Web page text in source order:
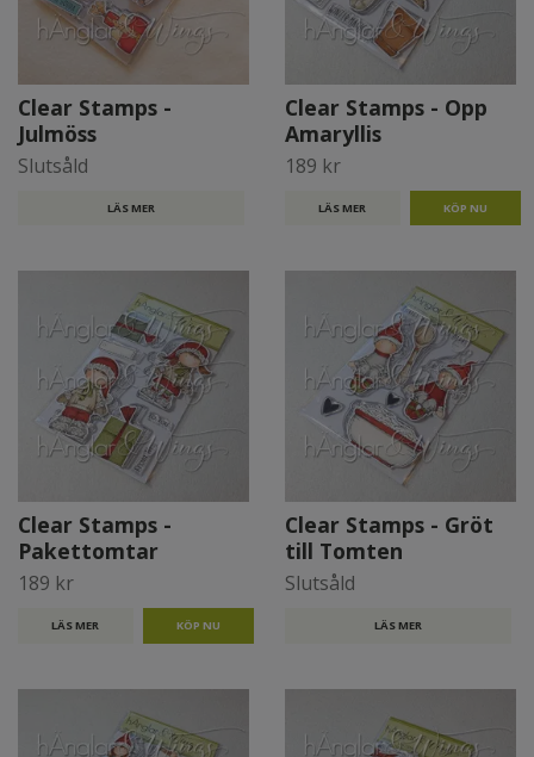
Clear Stamps -
Julmöss
Slutsåld
LÄS MER
Clear Stamps - Opp
Amaryllis
189 kr
LÄS MER
Clear Stamps -
Pakettomtar
189 kr
LÄS MER
Clear Stamps - Gröt
till Tomten
Slutsåld
LÄS MER